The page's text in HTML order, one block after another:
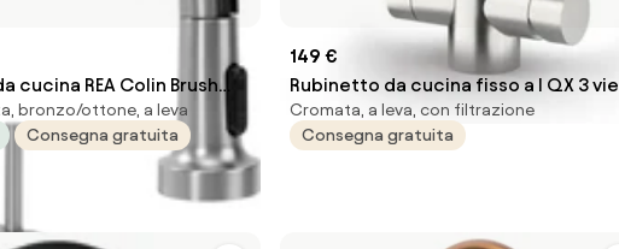
cucina REA Colin Brush
bronzo/ottone, a leva
Consegna gratuita
149 €
Rubinetto da cucina fisso a l QX 3 vie
angolare acciaio inox argento
spazzolato opaco CULLIGAN
Cromata, a leva, con filtrazione
Consegna gratuita